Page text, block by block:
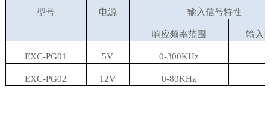
型号 电源 输入信号特性
响应频率范围 输入
EXC-PG01 5V 0-300KHz
EXC-PG02 12V 0-80KHz